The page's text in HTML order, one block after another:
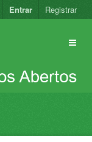
Entrar Registrar